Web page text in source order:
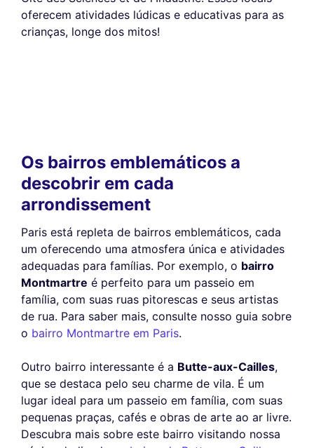
oferecem atividades lúdicas e educativas para as
crianças, longe dos mitos!
Os bairros emblemáticos a
descobrir em cada
arrondissement
Paris está repleta de bairros emblemáticos, cada
um oferecendo uma atmosfera única e atividades
adequadas para famílias. Por exemplo, o bairro
Montmartre é perfeito para um passeio em
família, com suas ruas pitorescas e seus artistas
de rua. Para saber mais, consulte nosso guia sobre
o bairro Montmartre em Paris.
Outro bairro interessante é a Butte-aux-Cailles,
que se destaca pelo seu charme de vila. É um
lugar ideal para um passeio em família, com suas
pequenas praças, cafés e obras de arte ao ar livre.
Descubra mais sobre este bairro visitando nossa